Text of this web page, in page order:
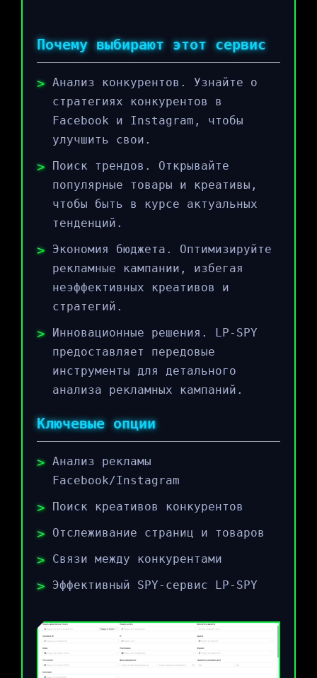
Почему выбирают этот сервис
Анализ конкурентов. Узнайте о
стратегиях конкурентов в
Facebook и Instagram, чтобы
улучшить свои.
Поиск трендов. Открывайте
популярные товары и креативы,
чтобы быть в курсе актуальных
тенденций.
Экономия бюджета. Оптимизируйте
рекламные кампании, избегая
неэффективных креативов и
стратегий.
Инновационные решения. LP-SPY
предоставляет передовые
инструменты для детального
анализа рекламных кампаний.
Ключевые опции
Анализ рекламы
Facebook/Instagram
Поиск креативов конкурентов
Отслеживание страниц и товаров
Связи между конкурентами
Эффективный SPY-сервис LP-SPY